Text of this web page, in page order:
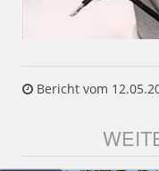
Bericht vom